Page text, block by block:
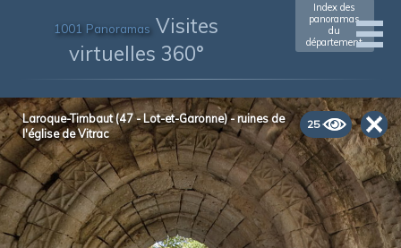
1001 Panoramas Visites
virtuelles 360°
Index des
panoramas
du
département
25
Laroque-Timbaut (47 - Lot-et-Garonne) - ruines de
l'église de Vitrac